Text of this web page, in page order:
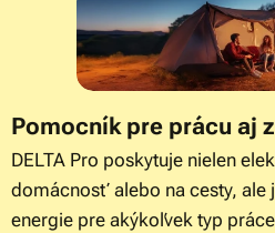
Pomocník pre prácu aj
DELTA Pro poskytuje nielen
domácnosť alebo na cesty, ale
energie pre akýkoľvek typ